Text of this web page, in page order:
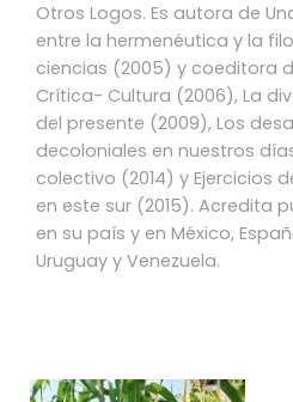
Otros Logos. Es autora de
entre la hermenéutica y la
ciencias (2005) y coeditora
Crítica- Cultura (2006), La
del presente (2009), Los
decoloniales en nuestros
colectivo (2014) y Ejercicios
en este sur (2015). Acredita
en su país y en México,
Uruguay y Venezuela.